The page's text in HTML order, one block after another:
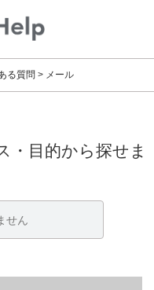
る質問 > メール
・目的から探せま